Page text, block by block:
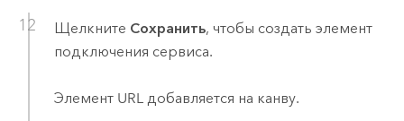
Щелкните Сохранить, чтобы создать элемент
подключения сервиса.
Элемент URL добавляется на канву.